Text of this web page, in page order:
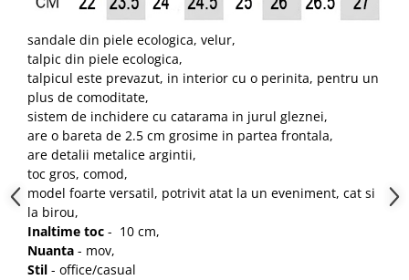
sandale din piele ecologica, velur,
talpic din piele ecologica,
talpicul este prevazut, in interior cu o perinita, pentru un
plus de comoditate,
sistem de inchidere cu catarama in jurul gleznei,
are o bareta de 2.5 cm grosime in partea frontala,
are detalii metalice argintii,
toc gros, comod,
model foarte versatil, potrivit atat la un eveniment, cat si
la birou,
Inaltime toc - 10 cm,
Nuanta - mov,
Stil - office/casual